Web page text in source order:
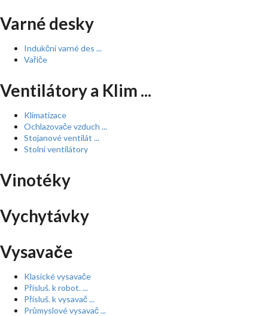
Varné desky
Indukční varné des ...
Vařiče
Ventilátory a Klim ...
Klimatizace
Ochlazovače vzduch ...
Stojanové ventilát ...
Stolní ventilátory
Vinotéky
Vychytávky
Vysavače
Klasické vysavače
Přísluš. k robot. ...
Přísluš. k vysavač ...
Průmyslové vysavač ...